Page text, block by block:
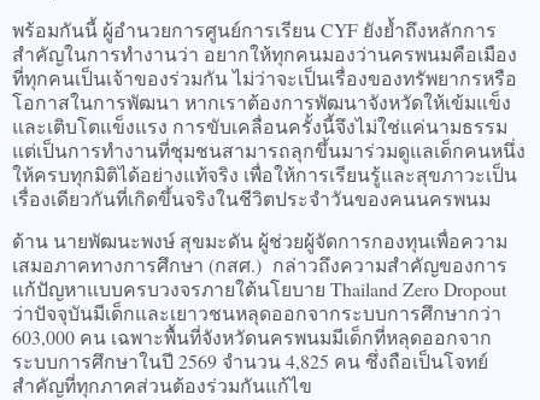
พร้อมกันนี้ ผู้อำนวยการศูนย์การเรียน CYF ยังย้ำถึงหลักการ
สำคัญในการทำงานว่า อยากให้ทุกคนมองว่านครพนมคือเมือง
ที่ทุกคนเป็นเจ้าของร่วมกัน ไม่ว่าจะเป็นเรื่องของทรัพยากรหรือ
โอกาสในการพัฒนา หากเราต้องการพัฒนาจังหวัดให้เข้มแข็ง
และเติบโตแข็งแรง การขับเคลื่อนครั้งนี้จึงไม่ใช่แค่นามธรรม
แต่เป็นการทำงานที่ชุมชนสามารถลุกขึ้นมาร่วมดูแลเด็กคนหนึ่ง
ให้ครบทุกมิติได้อย่างแท้จริง เพื่อให้การเรียนรู้และสุขภาวะเป็น
เรื่องเดียวกันที่เกิดขึ้นจริงในชีวิตประจำวันของคนนครพนม
ด้าน นายพัฒนะพงษ์ สุขมะดัน ผู้ช่วยผู้จัดการกองทุนเพื่อความ
เสมอภาคทางการศึกษา (กสศ.) กล่าวถึงความสำคัญของการ
แก้ปัญหาแบบครบวงจรภายใต้นโยบาย Thailand Zero Dropout
ว่าปัจจุบันมีเด็กและเยาวชนหลุดออกจากระบบการศึกษากว่า
603,000 คน เฉพาะพื้นที่จังหวัดนครพนมมีเด็กที่หลุดออกจาก
ระบบการศึกษาในปี 2569 จำนวน 4,825 คน ซึ่งถือเป็นโจทย์
สำคัญที่ทุกภาคส่วนต้องร่วมกันแก้ไข